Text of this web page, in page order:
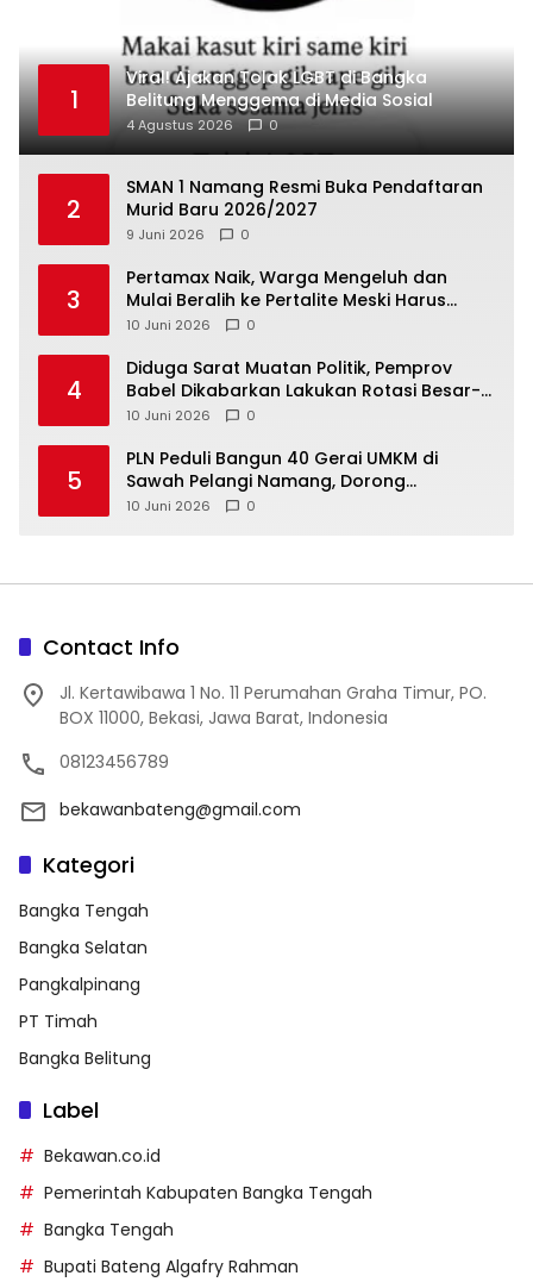
1
Viral! Ajakan Tolak LGBT di Bangka
Belitung Menggema di Media Sosial
4 Agustus 2026 0
2
SMAN 1 Namang Resmi Buka Pendaftaran
Murid Baru 2026/2027
9 Juni 2026 0
3
‎Pertamax Naik, Warga Mengeluh dan
Mulai Beralih ke Pertalite Meski Harus
10 Juni 2026 0
4
‎Diduga Sarat Muatan Politik, Pemprov
Babel Dikabarkan Lakukan Rotasi Besar-
10 Juni 2026 0
5
‎PLN Peduli Bangun 40 Gerai UMKM di
Sawah Pelangi Namang, Dorong
10 Juni 2026 0
Contact Info
Jl. Kertawibawa 1 No. 11 Perumahan Graha Timur, PO.
BOX 11000, Bekasi, Jawa Barat, Indonesia
08123456789
bekawanbateng@gmail.com
Kategori
Bangka Tengah
Bangka Selatan
Pangkalpinang
PT Timah
Bangka Belitung
Label
Bekawan.co.id
Pemerintah Kabupaten Bangka Tengah
Bangka Tengah
Bupati Bateng Algafry Rahman